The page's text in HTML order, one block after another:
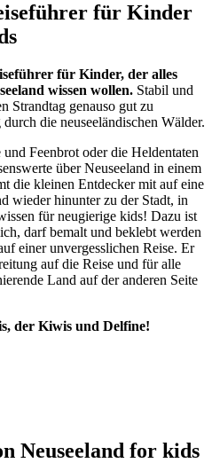
für Kinder
für Kinder, der alles
wissen wollen. Stabil und
Strandtag genauso gut zu
die neuseeländischen Wälder.
Feenbrot oder die Heldentaten
über Neuseeland in einem
die kleinen Entdecker mit auf eine
wieder hinunter zu der Stadt, in
für neugierige kids! Dazu ist
darf bemalt und beklebt werden
einer unvergesslichen Reise. Er
auf die Reise und für alle
Land auf der anderen Seite
der Kiwis und Delfine!
Neuseeland for kids